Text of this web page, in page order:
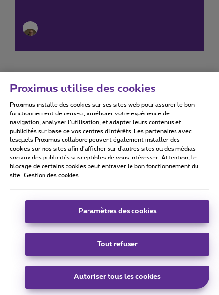
Conditions d'utilisation Accessibility statement
Tous droits réservés. © 2026
Conditions générales, info consommateur
Coordonnées de l’entreprise
Boulevard du Roi Albert II 27 - B-1030 Bruxelles.
Carrier & Wholesale Solutions
|Telindus
|Sitemap
Proximus utilise des cookies
Proximus installe des cookies sur ses sites web pour assurer le bon
fonctionnement de ceux-ci, améliorer votre expérience de
navigation, analyser l’utilisation, et adapter leurs contenus et
publicités sur base de vos centres d’intérêts. Les partenaires avec
lesquels Proximus collabore peuvent également installer des
cookies sur nos sites afin d’afficher sur d'autres sites ou des médias
sociaux des publicités susceptibles de vous intéresser. Attention, le
blocage de certains cookies peut entraver le bon fonctionnement du
site.
Gestion des cookies
Paramètres des cookies
Tout refuser
Autoriser tous les cookies